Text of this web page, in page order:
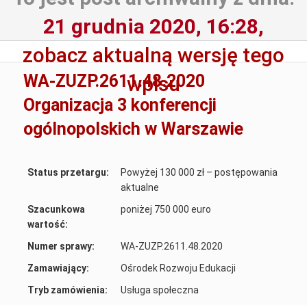
21 grudnia 2020, 16:28,
zobacz aktualną wersję tego
wpisu
WA-ZUZP.2611.48.2020
Organizacja 3 konferencji
ogólnopolskich w Warszawie
Status przetargu:
Powyżej 130 000 zł – postępowania
aktualne
Szacunkowa
wartość:
poniżej 750 000 euro
Numer sprawy:
WA-ZUZP.2611.48.2020
Zamawiający:
Ośrodek Rozwoju Edukacji
Tryb zamówienia:
Usługa społeczna